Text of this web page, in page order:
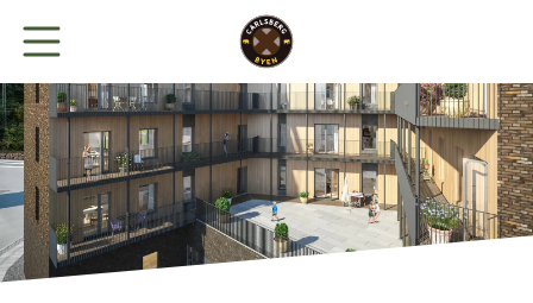
BYEN
LEJ KONTOR
BUTIKKER